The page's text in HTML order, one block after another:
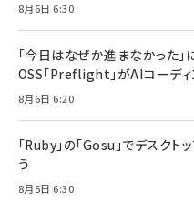
8月6日 6:30
「今日はなぜか進まなかった
OSS「Preflight」がAIコーデ
8月6日 6:20
「Ruby」の「Gosu」でデスク
う
8月5日 6:30